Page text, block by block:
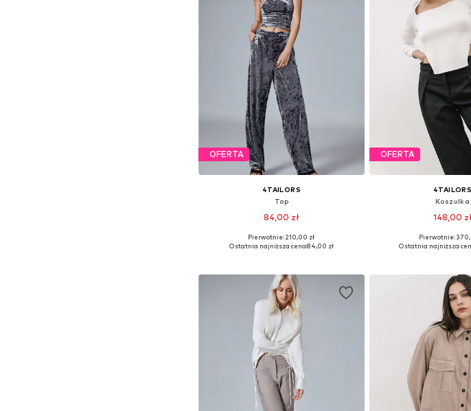
OFERTA
4TAILORS
Top
84,00 zł
Dostępne rozmiary: L, XL, XXL
Pierwotnie: 210,00 zł
Ostatnia najniższa cena:84,00 zł
OFERTA
4TAILORS
Koszulka
148,00
Dostępne rozmiary:
Pierwotnie:
Ostatnia najniższa